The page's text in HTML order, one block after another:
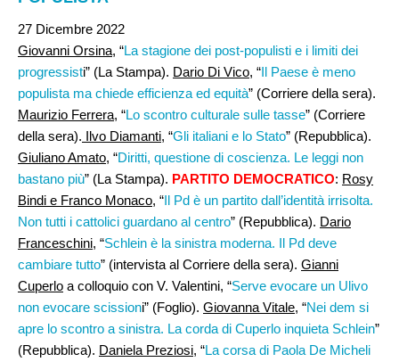
27 Dicembre 2022
Giovanni Orsina, “La stagione dei post-populisti e i limiti dei
progressisti” (La Stampa). Dario Di Vico, “Il Paese è meno
populista ma chiede efficienza ed equità” (Corriere della sera).
Maurizio Ferrera, “Lo scontro culturale sulle tasse” (Corriere
della sera). Ilvo Diamanti, “Gli italiani e lo Stato” (Repubblica).
Giuliano Amato, “Diritti, questione di coscienza. Le leggi non
bastano più” (La Stampa). PARTITO DEMOCRATICO: Rosy
Bindi e Franco Monaco, “Il Pd è un partito dall’identità irrisolta.
Non tutti i cattolici guardano al centro” (Repubblica). Dario
Franceschini, “Schlein è la sinistra moderna. Il Pd deve
cambiare tutto” (intervista al Corriere della sera). Gianni
Cuperlo a colloquio con V. Valentini, “Serve evocare un Ulivo
non evocare scissioni” (Foglio). Giovanna Vitale, “Nei dem si
apre lo scontro a sinistra. La corda di Cuperlo inquieta Schlein”
(Repubblica). Daniela Preziosi, “La corsa di Paola De Micheli